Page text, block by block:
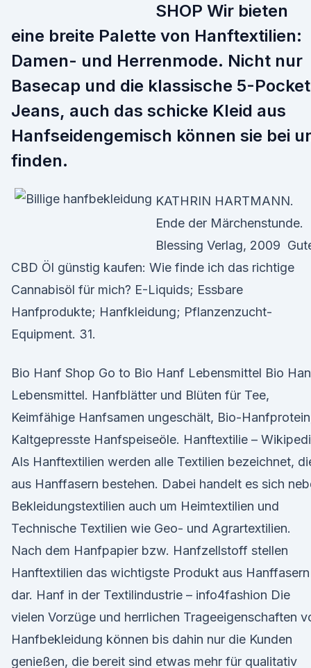
SHOP Wir bieten
eine breite Palette von Hanftextilien:
Damen- und Herrenmode. Nicht nur
Basecap und die klassische 5-
Jeans, auch das schicke Kleid aus
Hanfseidengemisch können sie bei
finden.
KATHRIN HARTMANN.
Ende der Märchenstunde.
Blessing Verlag, 2009
CBD Öl günstig kaufen: Wie finde ich das richtige
Cannabisöl für mich? E-Liquids; Essbare
Hanfprodukte; Hanfkleidung; Pflanzenzucht-
Equipment. 31.
Bio Hanf Shop Go to Bio Hanf Lebensmittel Bio
Lebensmittel. Hanfblätter und Blüten für Tee,
Keimfähige Hanfsamen ungeschält, Bio-
Kaltgepresste Hanfspeiseöle. Hanftextilie –
Als Hanftextilien werden alle Textilien bezeichnet,
aus Hanffasern bestehen. Dabei handelt es sich
Bekleidungstextilien auch um Heimtextilien und
Technische Textilien wie Geo- und Agrartextilien.
Nach dem Hanfpapier bzw. Hanfzellstoff stellen
Hanftextilien das wichtigste Produkt aus Hanffasern
dar. Hanf in der Textilindustrie – info4fashion Die
vielen Vorzüge und herrlichen Trageeigenschaften
Hanfbekleidung können bis dahin nur die Kunden
genießen, die bereit sind etwas mehr für qualitativ